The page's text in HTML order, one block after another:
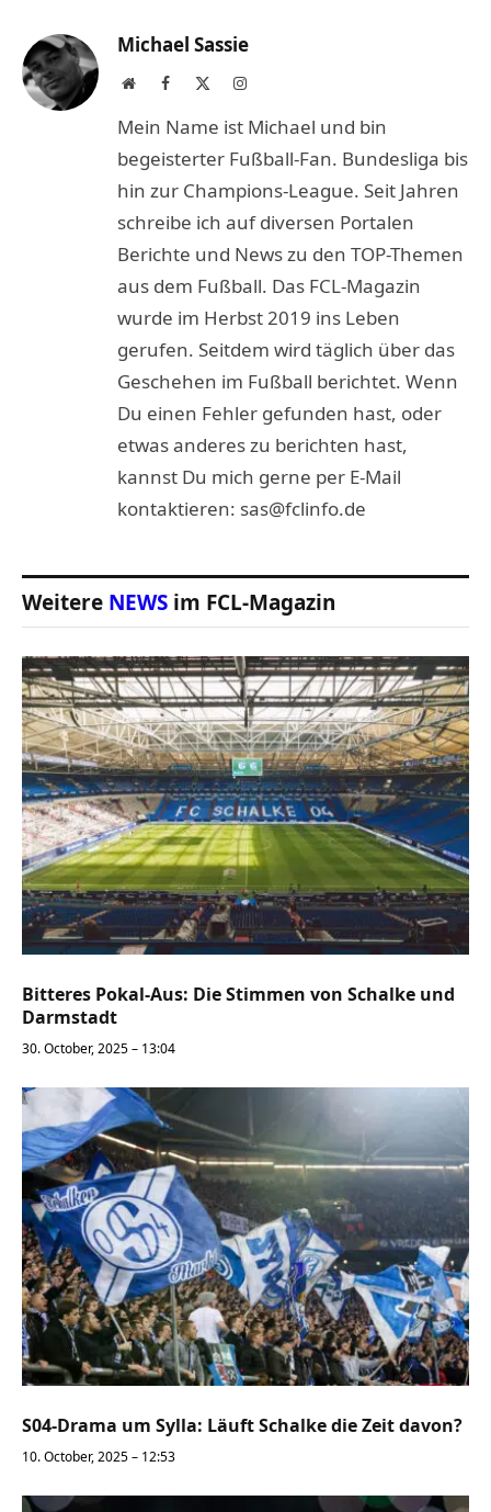
Michael Sassie
WebsiteFacebook Instagram
Mein Name ist Michael und bin
begeisterter Fußball-Fan. Bundesliga bis
hin zur Champions-League. Seit Jahren
schreibe ich auf diversen Portalen
Berichte und News zu den TOP-Themen
aus dem Fußball. Das FCL-Magazin
wurde im Herbst 2019 ins Leben
gerufen. Seitdem wird täglich über das
Geschehen im Fußball berichtet. Wenn
Du einen Fehler gefunden hast, oder
etwas anderes zu berichten hast,
kannst Du mich gerne per E-Mail
kontaktieren: sas@fclinfo.de
Weitere NEWS im FCL-Magazin
Bitteres Pokal-Aus: Die Stimmen von Schalke und
Darmstadt
30. October, 2025 – 13:04
S04-Drama um Sylla: Läuft Schalke die Zeit davon?
10. October, 2025 – 12:53